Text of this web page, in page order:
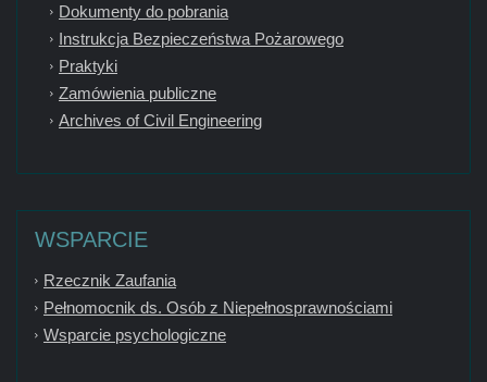
Dokumenty do pobrania
Instrukcja Bezpieczeństwa Pożarowego
Praktyki
Zamówienia publiczne
Archives of Civil Engineering
WSPARCIE
Rzecznik Zaufania
Pełnomocnik ds. Osób z Niepełnosprawnościami
Wsparcie psychologiczne